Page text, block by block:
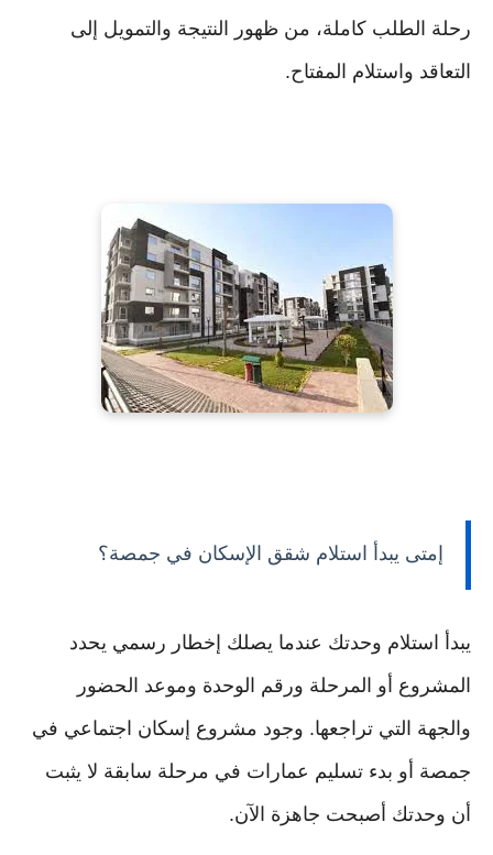
رحلة الطلب كاملة، من ظهور النتيجة والتمويل إلى
التعاقد واستلام المفتاح.
إمتى يبدأ استلام شقق الإسكان في جمصة؟
يبدأ استلام وحدتك عندما يصلك إخطار رسمي يحدد
المشروع أو المرحلة ورقم الوحدة وموعد الحضور
والجهة التي تراجعها. وجود مشروع إسكان اجتماعي في
جمصة أو بدء تسليم عمارات في مرحلة سابقة لا يثبت
أن وحدتك أصبحت جاهزة الآن.